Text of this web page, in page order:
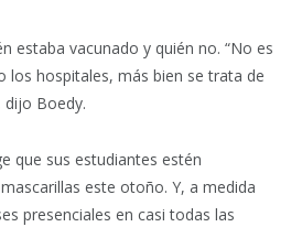
estaba vacunado y quién no. “No es
los hospitales, más bien se trata de
dijo Boedy.
que sus estudiantes estén
este otoño. Y, a medida
presenciales en casi todas las